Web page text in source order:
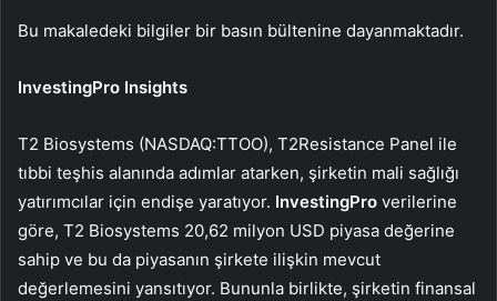
Bu makaledeki bilgiler bir basın bültenine dayanmaktadır.
InvestingPro Insights
T2 Biosystems (NASDAQ:TTOO), T2Resistance Panel ile
tıbbi teşhis alanında adımlar atarken, şirketin mali sağlığı
yatırımcılar için endişe yaratıyor. InvestingPro verilerine
göre, T2 Biosystems 20,62 milyon USD piyasa değerine
sahip ve bu da piyasanın şirkete ilişkin mevcut
değerlemesini yansıtıyor. Bununla birlikte, şirketin finansal